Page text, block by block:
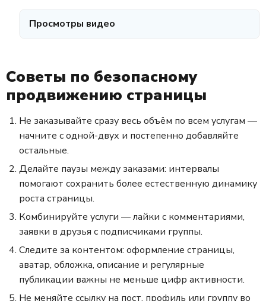
Просмотры видео
Советы по безопасному
продвижению страницы
Не заказывайте сразу весь объём по всем услугам —
начните с одной-двух и постепенно добавляйте
остальные.
Делайте паузы между заказами: интервалы
помогают сохранить более естественную динамику
роста страницы.
Комбинируйте услуги — лайки с комментариями,
заявки в друзья с подписчиками группы.
Следите за контентом: оформление страницы,
аватар, обложка, описание и регулярные
публикации важны не меньше цифр активности.
Не меняйте ссылку на пост, профиль или группу во